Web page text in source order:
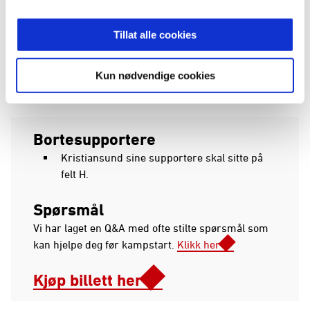
Tillat alle cookies
Kun nødvendige cookies
Bortesupportere
Kristiansund sine supportere skal sitte på
felt H.
Spørsmål
Vi har laget en Q&A med ofte stilte spørsmål som
kan hjelpe deg før kampstart. Klikk her
Kjøp billett her